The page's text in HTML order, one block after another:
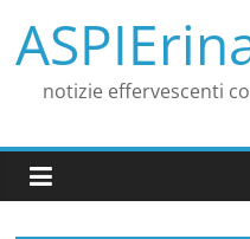
content
notizie effervescenti